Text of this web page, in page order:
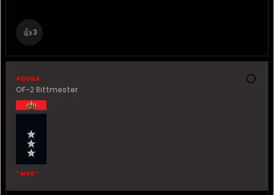
👍3
aquila
OF-2 Rittmester
* MOD *